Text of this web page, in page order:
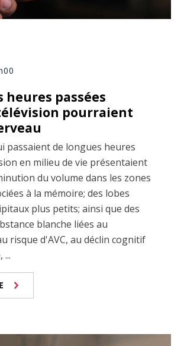
heures passées
pourraient
passaient de longues heures
en milieu de vie présentaient
du volume dans les zones
à la mémoire; des lobes
plus petits; ainsi que des
blanche liées au
risque d'AVC, au déclin cognitif
...